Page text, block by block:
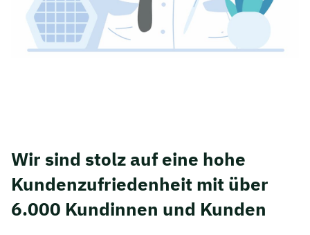
Wir sind stolz auf eine hohe
Kunden­zufriedenheit mit über
6.000 Kundinnen und Kunden